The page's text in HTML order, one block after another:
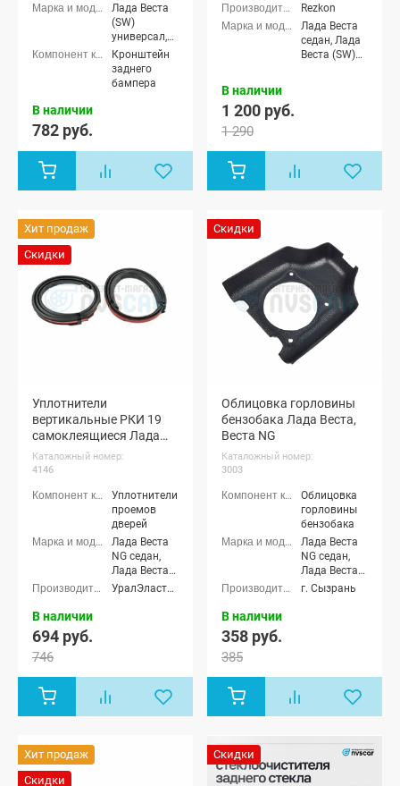
Лада Веста
(SW)
универсал,
Лада Веста
(SW) Кросс
универсал
Кронштейн
заднего
бампера
В наличии
782 руб.
Rezkon
Лада Веста
седан, Лада
Веста (SW)
В наличии
1 200 руб.
1 290
Хит продаж
Скидки
Уплотнители
вертикальные РКИ 19
самоклеящиеся Лада
Гранта, Калина 1-2,
Ларгус, Икс-рей, Веста,
Каталожный номер:
4146
Уплотнители
проемов
дверей
Лада Веста
NG седан,
Лада Веста
NG Кросс
универсал,
Лада Веста
УралЭластоТехника
В наличии
694 руб.
746
Скидки
Облицовка горловины
бензобака Лада Веста,
Веста NG
Каталожный номер:
3003
Облицовка
горловины
бензобака
Лада Веста
NG седан,
Лада Веста
NG Кросс
универсал,
Лада Веста
седан, Лада
Веста седан,
г. Сызрань
В наличии
358 руб.
385
Хит продаж
Скидки
Скидки